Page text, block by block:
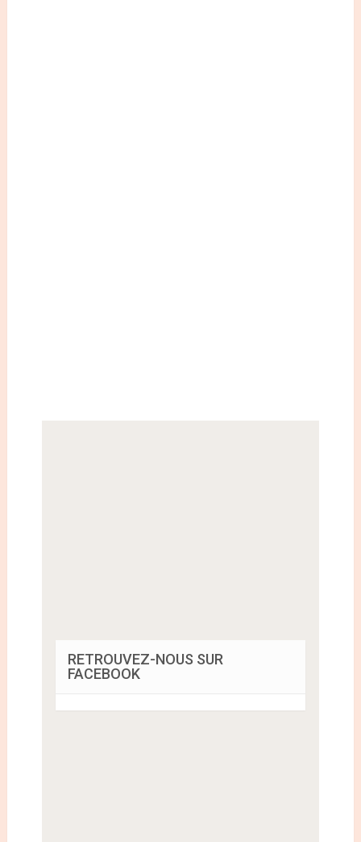
RETROUVEZ-NOUS SUR
FACEBOOK